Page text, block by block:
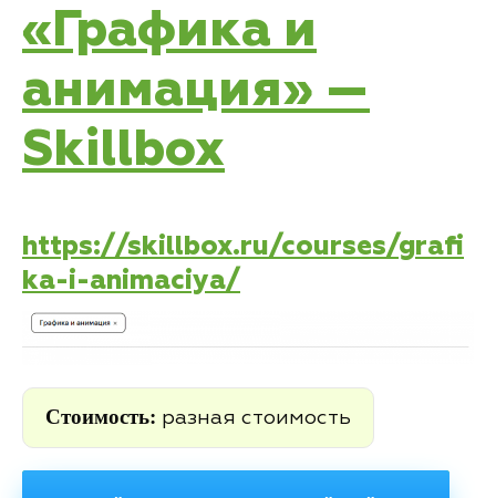
«Графика и
анимация» —
Skillbox
https://skillbox.ru/courses/grafi
ka-i-animaciya/
Стоимость: разная стоимость